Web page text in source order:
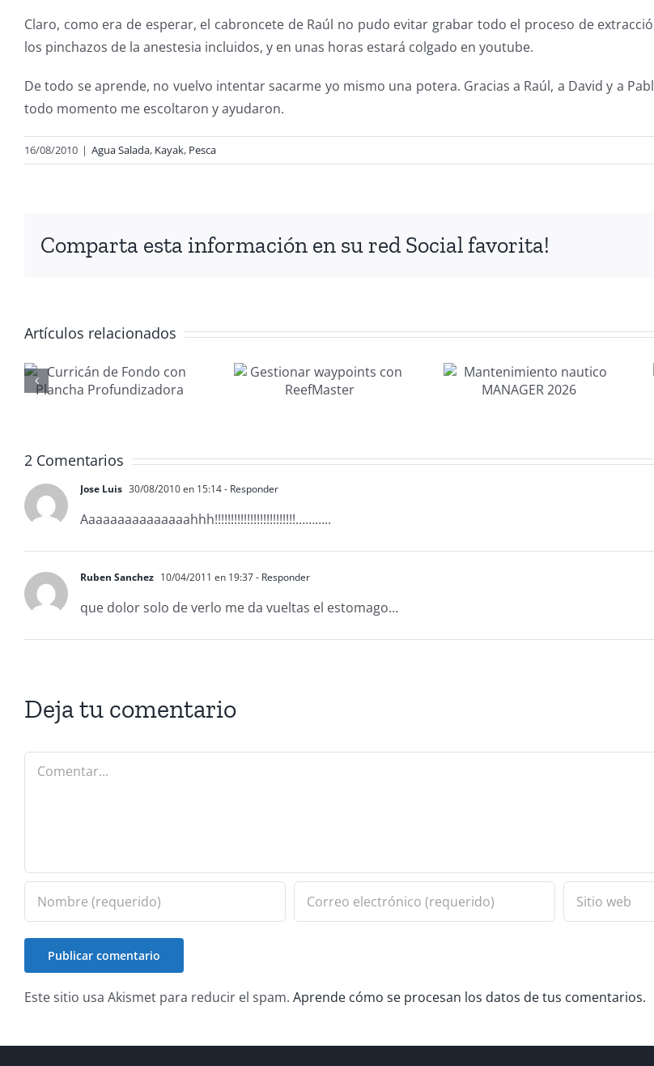
Claro, como era de esperar, el cabroncete de Raúl no pudo evitar grabar todo el proceso de
los pinchazos de la anestesia incluidos, y en unas horas estará colgado en youtube.
De todo se aprende, no vuelvo intentar sacarme yo mismo una potera. Gracias a Raúl, a David y a
todo momento me escoltaron y ayudaron.
16/08/2010 | Agua Salada, Kayak, Pesca
Comparta esta información en su red Social favorita!
Artículos relacionados
waypoints
nautico
Navionics
Platinum+
2 Comentarios
Jose Luis 30/08/2010 en 15:14- Responder
Aaaaaaaaaaaaaaahhh!!!!!!!!!!!!!!!!!!!!!!!!!………..
Ruben Sanchez 10/04/2011 en 19:37- Responder
que dolor solo de verlo me da vueltas el estomago…
Deja tu comentario
Comentar
Este sitio usa Akismet para reducir el spam. Aprende cómo se procesan los datos de tus comentarios.